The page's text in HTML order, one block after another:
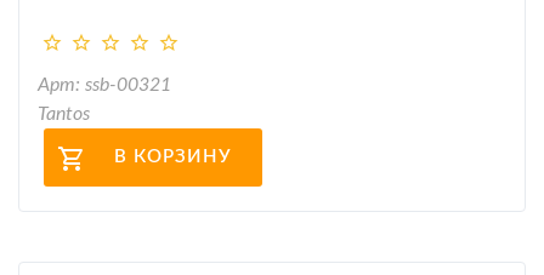
Арт: ssb-00321
Tantos
В КОРЗИНУ